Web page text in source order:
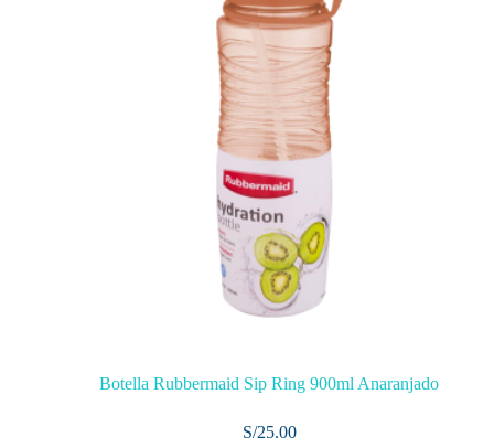
Botella Rubbermaid Sip Ring 900ml Anaranjado
S/25.00